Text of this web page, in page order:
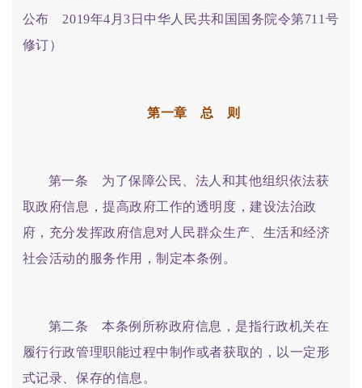
公布 2019年4月3日中华人民共和国国务院令第711号
修订）
第一章 总 则
第一条 为了保障公民、法人和其他组织依法获
取政府信息，提高政府工作的透明度，建设法治政
府，充分发挥政府信息对人民群众生产、生活和经济
社会活动的服务作用，制定本条例。
第二条 本条例所称政府信息，是指行政机关在
履行行政管理职能过程中制作或者获取的，以一定形
式记录、保存的信息。